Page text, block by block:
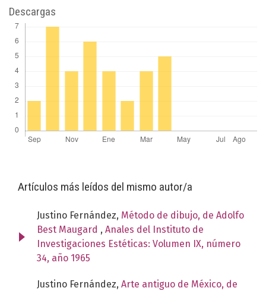
Descargas
Artículos más leídos del mismo autor/a
Justino Fernández, Método de dibujo, de Adolfo
Best Maugard , Anales del Instituto de
Investigaciones Estéticas: Volumen IX, número
34, año 1965
Justino Fernández, Arte antiguo de México, de